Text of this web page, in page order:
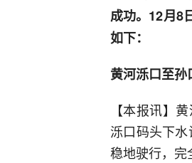
成功。12月8
如下：
黄河泺口至
【本报讯】
泺口码头下
稳地驶行，完